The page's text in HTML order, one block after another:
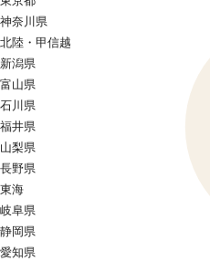
神奈川県
北陸・甲信越
新潟県
富山県
石川県
福井県
山梨県
長野県
東海
岐阜県
静岡県
愛知県